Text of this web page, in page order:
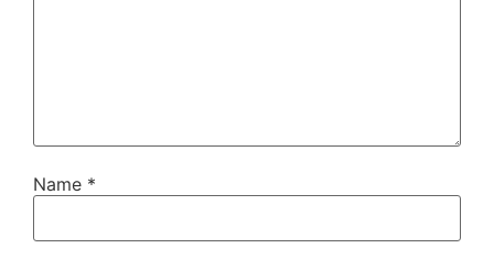
Name *